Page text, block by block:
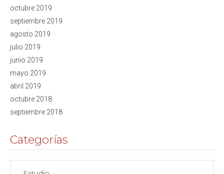
octubre 2019
septiembre 2019
agosto 2019
julio 2019
junio 2019
mayo 2019
abril 2019
octubre 2018
septiembre 2018
Categorías